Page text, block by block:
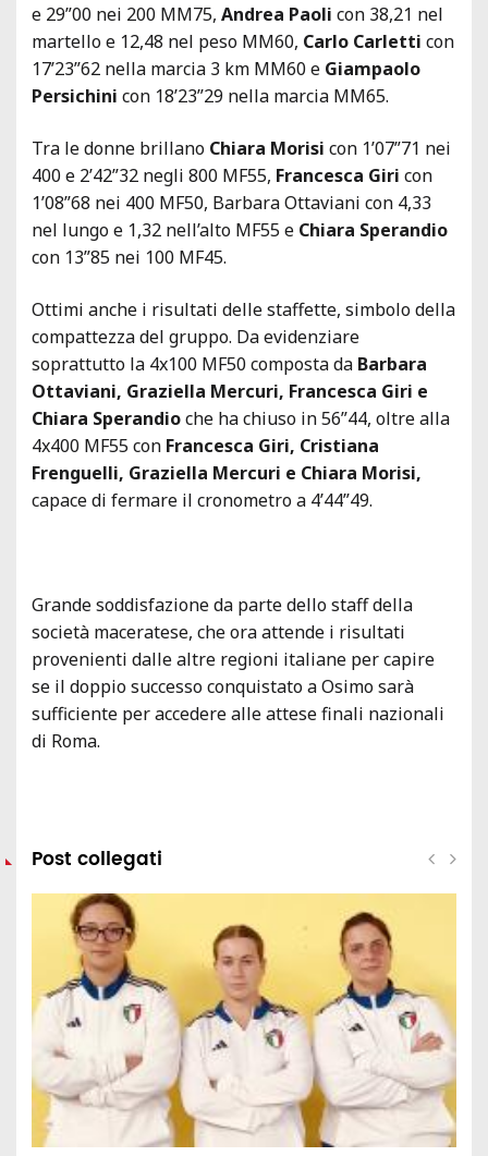
e 29”00 nei 200 MM75, Andrea Paoli con 38,21 nel
martello e 12,48 nel peso MM60, Carlo Carletti con
17’23”62 nella marcia 3 km MM60 e Giampaolo
Persichini con 18’23”29 nella marcia MM65.
Tra le donne brillano Chiara Morisi con 1’07”71 nei
400 e 2’42”32 negli 800 MF55, Francesca Giri con
1’08”68 nei 400 MF50, Barbara Ottaviani con 4,33
nel lungo e 1,32 nell’alto MF55 e Chiara Sperandio
con 13”85 nei 100 MF45.
Ottimi anche i risultati delle staffette, simbolo della
compattezza del gruppo. Da evidenziare
soprattutto la 4x100 MF50 composta da Barbara
Ottaviani, Graziella Mercuri, Francesca Giri e
Chiara Sperandioche ha chiuso in 56”44, oltre alla
4x400 MF55 con Francesca Giri, Cristiana
Frenguelli, Graziella Mercuri e Chiara Morisi,
capace di fermare il cronometro a 4’44”49.
Grande soddisfazione da parte dello staff della
società maceratese, che ora attende i risultati
provenienti dalle altre regioni italiane per capire
se il doppio successo conquistato a Osimo sarà
sufficiente per accedere alle attese finali nazionali
di Roma.
Post collegati